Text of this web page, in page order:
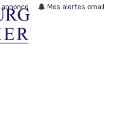
Mes alertes email